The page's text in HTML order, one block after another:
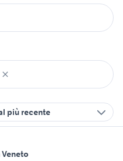
più recente